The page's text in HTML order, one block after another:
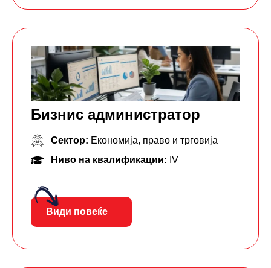
Бизнис администратор
Сектор: Економија, право и трговија
Ниво на квалификации: IV
Види повеќе